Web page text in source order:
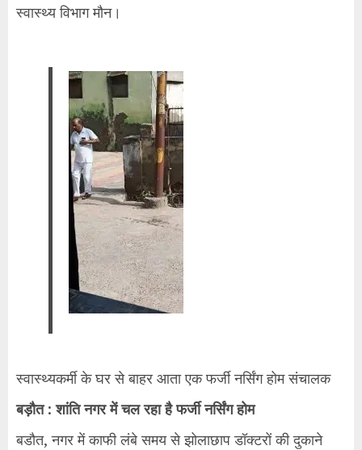
स्वास्थ्य विभाग मौन।
स्वास्थ्यकर्मी के घर से बाहर आता एक फर्जी नर्सिंग होम संचालक
बड़ौत : शांति नगर में चल रहा है फर्जी नर्सिंग होम
बडौत, नगर में काफी लंबे समय से झोलाछाप डॉक्टरों की दुकाने